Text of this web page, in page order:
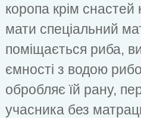
коропа крім
мати спеціальний
поміщається риба,
ємності з водою
обробляє їй рану,
учасника без